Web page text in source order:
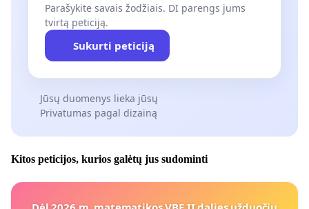
Parašykite savais žodžiais. DI parengs jums
tvirtą peticiją.
Sukurti peticiją
Jūsų duomenys lieka jūsų
Privatumas pagal dizainą
Kitos peticijos, kurios galėtų jus sudominti